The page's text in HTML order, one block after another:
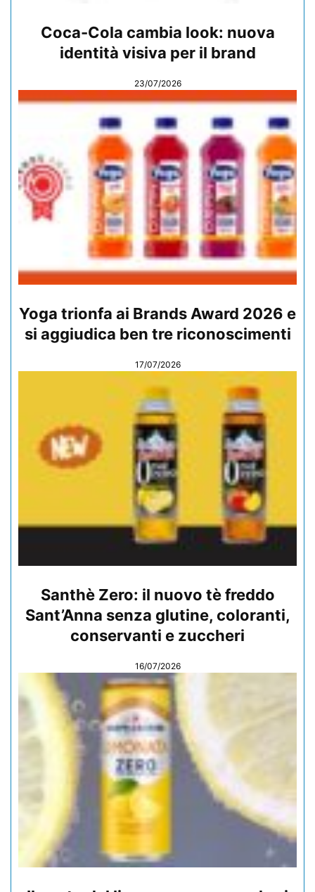
Coca-Cola cambia look: nuova
identità visiva per il brand
23/07/2026
Yoga trionfa ai Brands Award 2026 e
si aggiudica ben tre riconoscimenti
17/07/2026
Santhè Zero: il nuovo tè freddo
Sant’Anna senza glutine, coloranti,
conservanti e zuccheri
16/07/2026